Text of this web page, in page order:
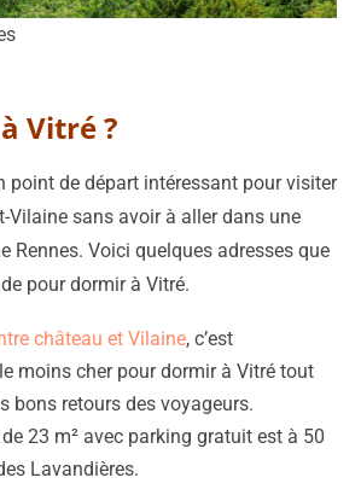
Vitré ?
point de départ intéressant pour visiter
Vilaine sans avoir à aller dans une
Rennes. Voici quelques adresses que
pour dormir à Vitré.
château et Vilaine, c’est
moins cher pour dormir à Vitré tout
bons retours des voyageurs.
23 m² avec parking gratuit est à 50
Lavandières.